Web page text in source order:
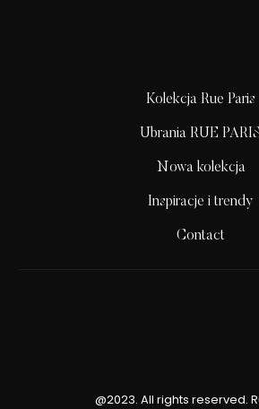
Kolekcja Rue Paris
Ubrania RUE PARIS
Nowa kolekcja
Inspiracje i trendy
Contact
@2023. All rights reserved.